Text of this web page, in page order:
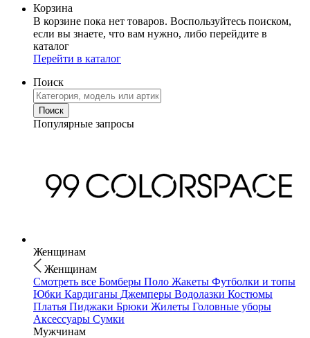
Корзина
В корзине пока нет товаров. Воспользуйтесь поиском,
если вы знаете, что вам нужно, либо перейдите в
каталог
Перейти в каталог
Поиск
Популярные запросы
Женщинам
Женщинам
Смотреть все Бомберы Поло Жакеты Футболки и топы
Юбки Кардиганы Джемперы Водолазки Костюмы
Платья Пиджаки Брюки Жилеты Головные уборы
Аксессуары Сумки
Мужчинам